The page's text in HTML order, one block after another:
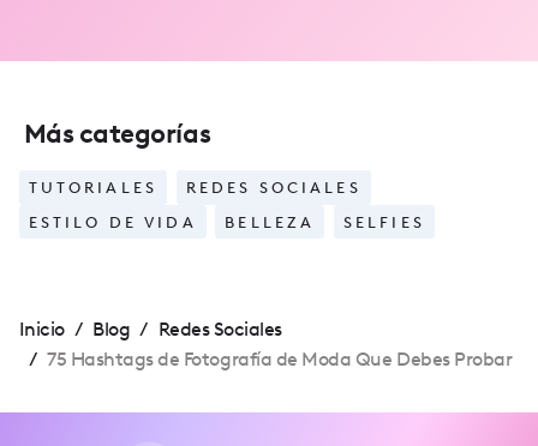
Más categorías
TUTORIALES
REDES SOCIALES
ESTILO DE VIDA
BELLEZA SELFIES
Inicio / Blog / Redes Sociales
/ 75 Hashtags de Fotografía de Moda Que Debes Probar